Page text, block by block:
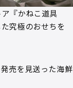
『かねこ道具
究極のおせちを
売を見送った海鮮